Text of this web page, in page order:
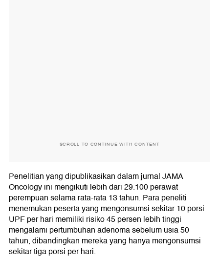
SCROLL TO CONTINUE WITH CONTENT
Penelitian yang dipublikasikan dalam jurnal JAMA
Oncology ini mengikuti lebih dari 29.100 perawat
perempuan selama rata-rata 13 tahun. Para peneliti
menemukan peserta yang mengonsumsi sekitar 10 porsi
UPF per hari memiliki risiko 45 persen lebih tinggi
mengalami pertumbuhan adenoma sebelum usia 50
tahun, dibandingkan mereka yang hanya mengonsumsi
sekitar tiga porsi per hari.